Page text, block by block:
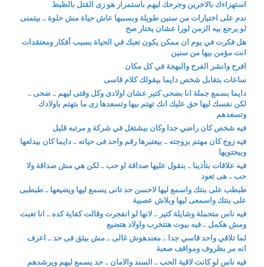
استهزاءك بالاخرين وجرحك ليهم باستمرار هو زى القتل بالظبط
ندم على اختيارات من سنين طويلة وبسببها عاش حياة مش حلوة .. بيتمنى
لو يرجع بيه الزمن لورا عشان يختار صح
هل فكرت في يوم ان ممكن يكون تعبك في الحياة بسبب أفكار ومعتقدات
انت مؤمن بيها من سنين
افرح وانشر الفرح والبهجة في كل مكان
ساعات بتقابل شخص دايما بيقولك كلام قاسى
دايما بسمع جملة انا بضحى كتير عشان اولادى وكل وقتى ليهم .. ضحى ..
لكن نفسك ليها حق عليك انك تهتم بيها وتسعدها زى ما بتهتم باولادك
وتسعدهم
فيه شخص كان راضي جدا وكان بيشتغل في شركة و مرتبه قليل
فيه زوج كان مهتم بزوجته .. بيعتبرها رقم واحد فى حياته .. دايما كان بيدلعها
وبيحتويها
فيه علاقات بتأذينا .. بنقول عليها صداقة او حب .. لكن هي مش صداقة ولا
حب .. هى تعود
طبطب على بنتك واسمع ليها لاحسن حد تانى يسمع ليها ويضيعها .. طبطبى
على بنتك واسمعى ليها وبلاش عصبية
فيه ناس متحملة وشايلة كتير .. لانها لو انفجرت وقالت كفاية كده .. انا تعبت
ومش هكمل .. فيه بيوت هتتخرب واولاد هتضيع
لما تلاقي واحد قاسي جدا .. معندهوش غالى .. مش بيثق فى حد .. اعرف
انه مر بظروف ومواقف صعبة
فيه ناس لو كانت لاقية الحب .. السند والامان .. حد يسمع ليهم ويرشدهم